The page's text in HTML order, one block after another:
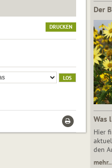
DRUCKEN
Der
Was
Hier
den